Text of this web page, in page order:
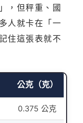
，但秤重、國
人就卡在「一
住這張表就不
公克（克）
0.375 公克